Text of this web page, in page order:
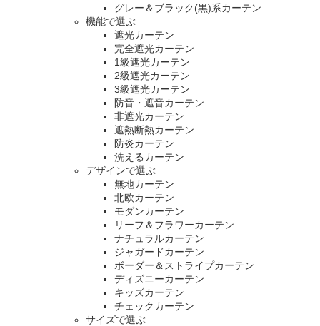
グレー＆ブラック(黒)系カーテン
機能で選ぶ
遮光カーテン
完全遮光カーテン
1級遮光カーテン
2級遮光カーテン
3級遮光カーテン
防音・遮音カーテン
非遮光カーテン
遮熱断熱カーテン
防炎カーテン
洗えるカーテン
デザインで選ぶ
無地カーテン
北欧カーテン
モダンカーテン
リーフ＆フラワーカーテン
ナチュラルカーテン
ジャガードカーテン
ボーダー＆ストライプカーテン
ディズニーカーテン
キッズカーテン
チェックカーテン
サイズで選ぶ